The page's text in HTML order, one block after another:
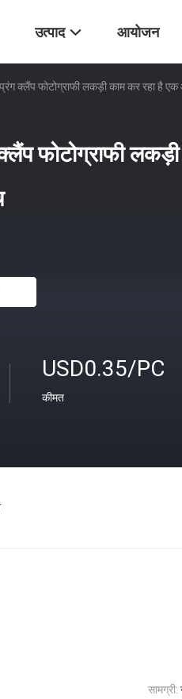
उत्पाद आयोजन
क्लैंप फोटोग्राफी लकड़ी काम कर रहा
फोटोग्राफी
USD0.35/PC
कीमत
सामग्री: